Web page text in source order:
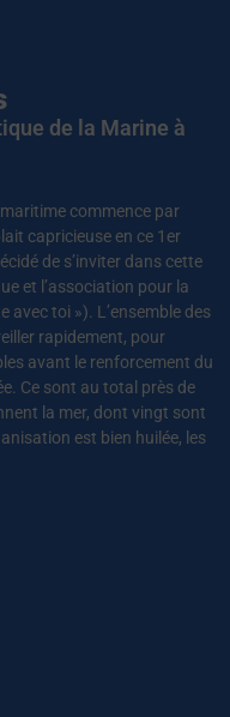
de la Marine à
commence par
capricieuse en ce 1er
de s’inviter dans cette
et l’association pour la
avec toi »). L’ensemble des
rapidement, pour
avant le renforcement du
Ce sont au total près de
la mer, dont vingt sont
est bien huilée, les